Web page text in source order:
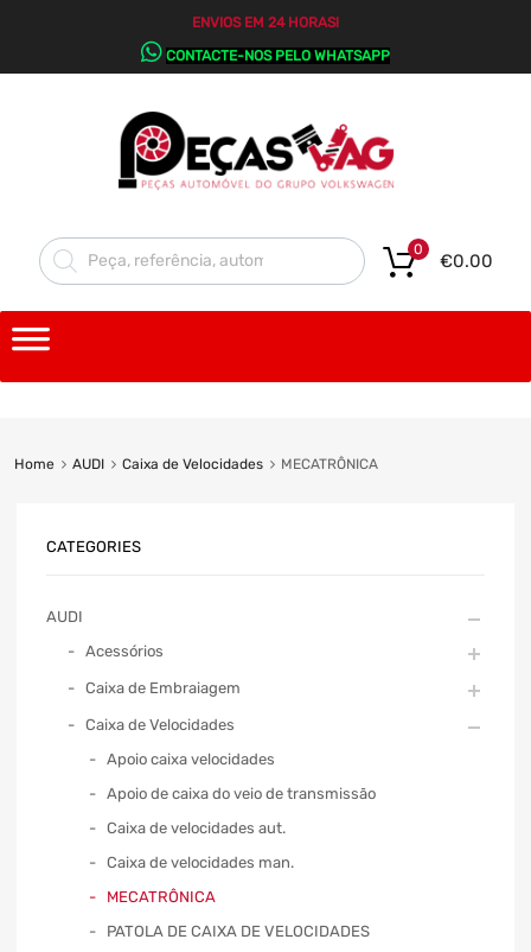
ENVIOS EM 24 HORAS!
CONTACTE-NOS PELO WHATSAPP
€0.00
0
Home AUDI Caixa de Velocidades MECATRÔNICA
CATEGORIES
AUDI
Acessórios
Caixa de Embraiagem
Caixa de Velocidades
Apoio caixa velocidades
Apoio de caixa do veio de transmissão
Caixa de velocidades aut.
Caixa de velocidades man.
MECATRÔNICA
PATOLA DE CAIXA DE VELOCIDADES